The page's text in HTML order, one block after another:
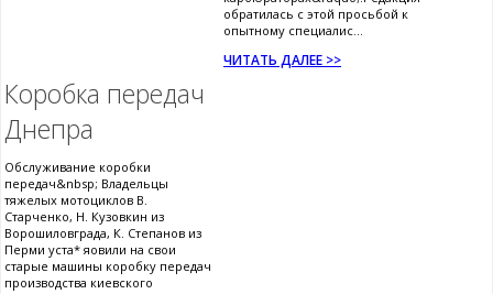
обратилась с этой просьбой к
опытному специалис...
ЧИТАТЬ ДАЛЕЕ >>
Коробка передач
Днепра
Обслуживание коробки
передач&nbsp; Владельцы
тяжелых мотоциклов В.
Старченко, Н. Кузовкин из
Ворошиловграда, К. Степанов из
Перми уста* яовили на свои
старые машины коробку передач
производства киевского